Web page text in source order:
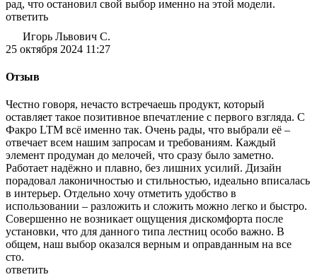
рад, что остановил свой выбор именно на этой модели.
ответить
Игорь Львович С.
25 октября 2024 11:27
Отзыв
Честно говоря, нечасто встречаешь продукт, который
оставляет такое позитивное впечатление с первого взгляда. С
Факро LTM всё именно так. Очень рады, что выбрали её –
отвечает всем нашим запросам и требованиям. Каждый
элемент продуман до мелочей, что сразу было заметно.
Работает надёжно и плавно, без лишних усилий. Дизайн
порадовал лаконичностью и стильностью, идеально вписалась
в интерьер. Отдельно хочу отметить удобство в
использовании – разложить и сложить можно легко и быстро.
Совершенно не возникает ощущения дискомфорта после
установки, что для данного типа лестниц особо важно. В
общем, наш выбор оказался верным и оправданным на все
сто.
ответить